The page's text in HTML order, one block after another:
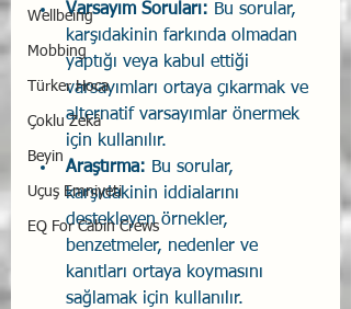
Wellbeing
Mobbing
Türker Hoca
Çoklu Zekâ
Beyin
Uçuş Emniyeti
EQ For Cabin Crews
Varsayım Soruları: Bu sorular,
karşıdakinin farkında olmadan
yaptığı veya kabul ettiği
varsayımları ortaya çıkarmak ve
alternatif varsayımlar önermek
için kullanılır.
Araştırma: Bu sorular,
karşıdakinin iddialarını
destekleyen örnekler,
benzetmeler, nedenler ve
kanıtları ortaya koymasını
sağlamak için kullanılır.